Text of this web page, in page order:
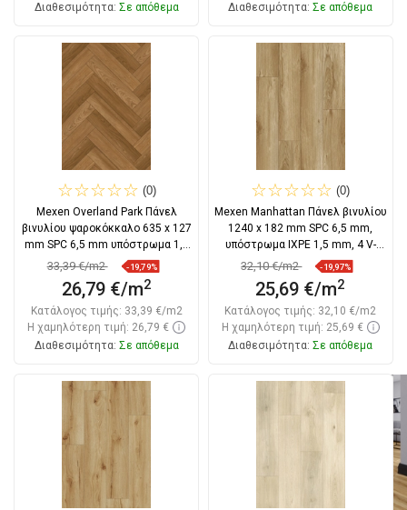
Διαθεσιμότητα: Σε απόθεμα
Στο καλάθι
favorite_border Αγαπημένα
Σύγκριση
Διαθεσιμότητα: Σε απόθεμα
Στο καλάθι
Σύγκριση
(0)
Mexen Overland Park Πάνελ
βινυλίου ψαροκόκκαλο 635 x 127
mm SPC 6,5 mm υπόστρωμα 1,5
mm, 4
33,39 €/m2 -19,79%
26,79 €/m2
Κατάλογος τιμής: 33,39 €/m2
Η χαμηλότερη τιμή: 26,79 €
Διαθεσιμότητα: Σε απόθεμα
Στο καλάθι
Αγαπημένα
Σύγκριση
(0)
Mexen Manhattan Πάνελ βινυλίου
1240 x 182 mm SPC 6,5 mm,
υπόστρωμα IXPE 1,5 mm, 4 V-
Fuga, Δρυς
32,10 €/m2 -19,97%
25,69 €/m2
Κατάλογος τιμής: 32,10 €/m2
Η χαμηλότερη τιμή: 25,69 €
Διαθεσιμότητα: Σε απόθεμα
Στο καλάθι
favorite_border Αγαπημένα
Σύγκριση